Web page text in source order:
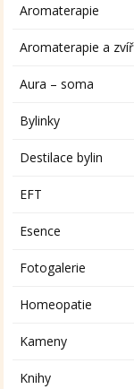
Aromaterapie
Aromaterapie a
Aura – soma
Bylinky
Destilace bylin
EFT
Esence
Fotogalerie
Homeopatie
Kameny
Knihy